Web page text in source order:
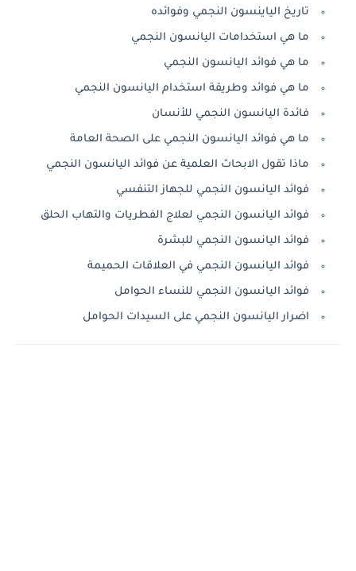
تاريخ الياينسون النجمي وفوائده
ما هي استخدامات اليانسون النجمي
ما هي فوائد اليانسون النجمي
ما هي فوائد وطريقة استخدام اليانسون النجمي
فائدة اليانسون النجمي للأنسان
ما هي فوائد اليانسون النجمي على الصحة العامة
ماذا تقول الابحاث العلمية عن فوائد اليانسون النجمي
فوائد اليانسون النجمي للجهاز التنفسي
فوائد اليانسون النجمي لعلاج الفطريات والتهاب الحلق
فوائد اليانسون النجمي للبشرة
فوائد اليانسون النجمي في العلاقات الحميمة
فوائد اليانسون النجمي للنساء الحوامل
اضرار اليانسون النجمي على السيدات الحوامل